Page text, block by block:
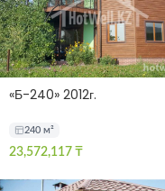
«Б-240» 2012г.
240 м²
23,572,117 ₸